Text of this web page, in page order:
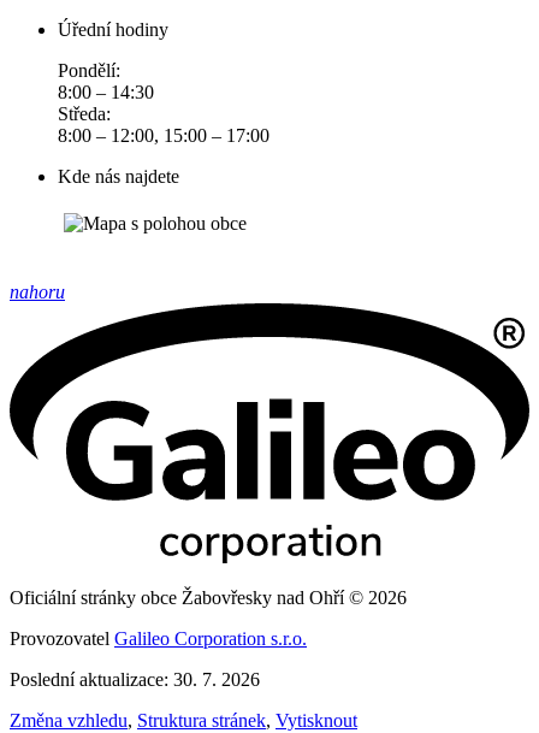
Úřední hodiny
Pondělí:
8:00 – 14:30
Středa:
8:00 – 12:00, 15:00 – 17:00
Kde nás najdete
nahoru
Oficiální stránky obce Žabovřesky nad Ohří © 2026
Provozovatel Galileo Corporation s.r.o.
Poslední aktualizace: 30. 7. 2026
Změna vzhledu, Struktura stránek, Vytisknout